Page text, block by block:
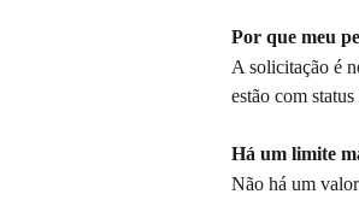
Por que meu
A solicitação é
estão com status
Há um limite
Não há um